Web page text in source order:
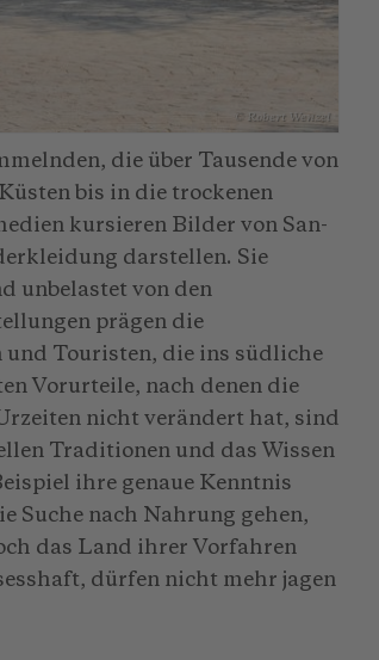
© Robert Wenzel
die über Tausende von
bis in die trockenen
kursieren Bilder von San-
darstellen. Sie
unbelastet von den
prägen die
Touristen, die ins südliche
Vorurteile, nach denen die
nicht verändert hat, sind
Traditionen und das Wissen
ihre genaue Kenntnis
Suche nach Nahrung gehen,
das Land ihrer Vorfahren
dürfen nicht mehr jagen